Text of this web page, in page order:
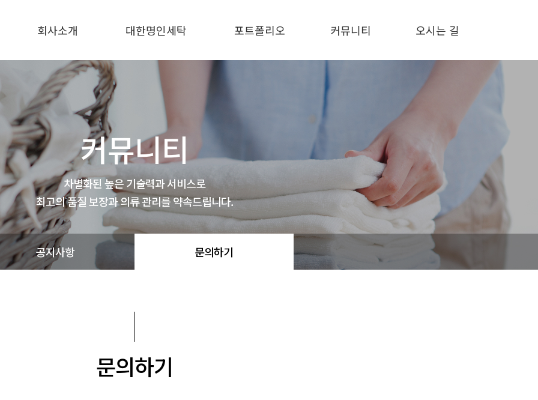
회사소개
인사말
지점현황
대한명인세탁
대한명인세탁
포트폴리오 커뮤니티 오시는 길
오시는 길
커뮤니티
차별화된 높은 기술력과 서비스로
최고의 품질 보장과 의류 관리를 약속드립니다.
공지사항 문의하기
문의하기